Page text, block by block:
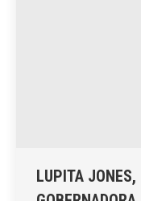
LUPITA JONES,